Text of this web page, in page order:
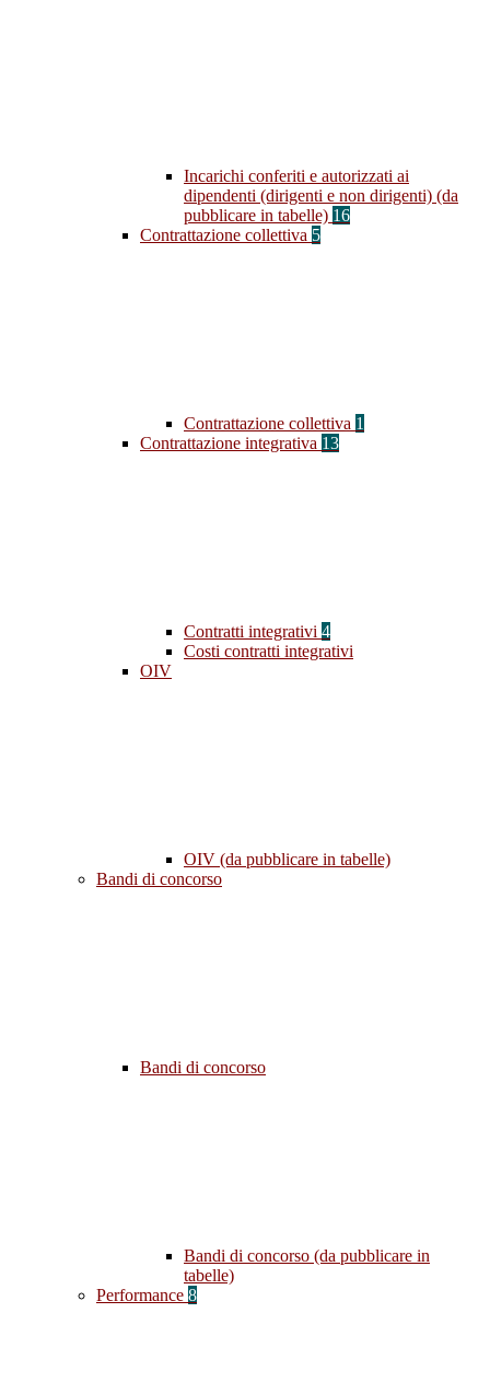
Incarichi conferiti e autorizzati ai
dipendenti (dirigenti e non dirigenti) (da
pubblicare in tabelle) 16
Contrattazione collettiva 5
Contrattazione collettiva 1
Contrattazione integrativa 13
Contratti integrativi 4
Costi contratti integrativi
OIV
OIV (da pubblicare in tabelle)
Bandi di concorso
Bandi di concorso
Bandi di concorso (da pubblicare in
tabelle)
Performance 8